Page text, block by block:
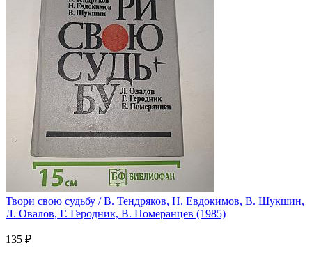
Твори свою судьбу / В. Тендряков, Н. Евдокимов, В. Шукшин,
Л. Овалов, Г. Геродник, В. Померанцев (1985)
135 ₽